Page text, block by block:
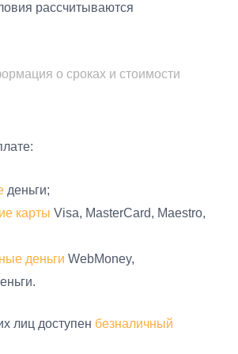
рассчитываются
о сроках и стоимости
деньги;
карты Visa, MasterCard, Maestro,
деньги WebMoney,
лиц доступен безналичный